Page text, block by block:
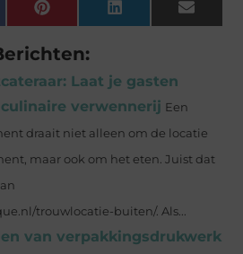
PinterestLinkedIn Email
Laat je gasten
verwennerij Een
draait niet alleen om de locatie
maar ook om het eten. Juist dat
trouwlocatie-buiten/. Als...
van verpakkingsdrukwerk